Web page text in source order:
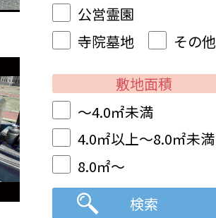
公営霊園
寺院墓地
その他
敷地面積
～4.0㎡未満
4.0㎡以上～8.0㎡未満
8.0㎡～